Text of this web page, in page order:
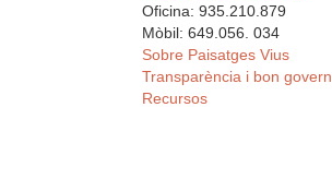
Oficina: 935.210.879
Mòbil: 649.056. 034
Sobre Paisatges Vius
Transparència i bon govern
Recursos